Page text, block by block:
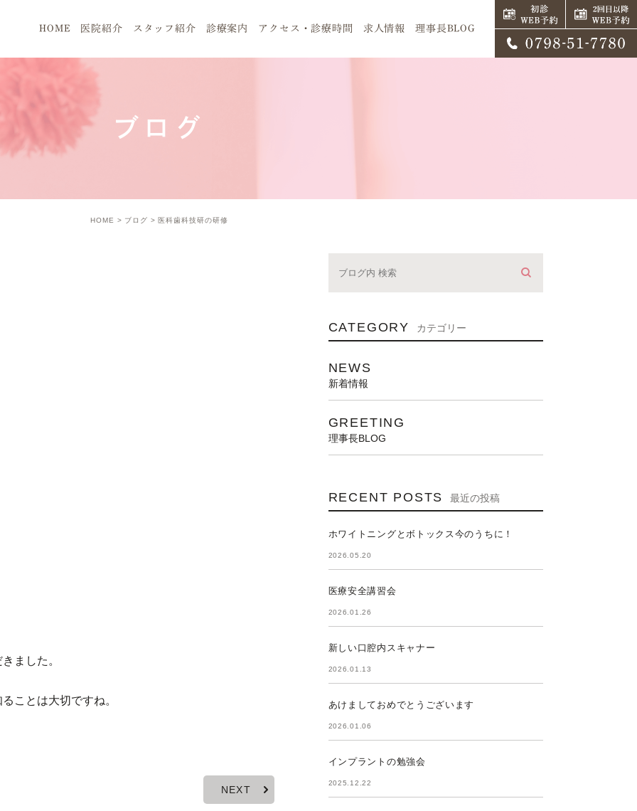
HOME 医院紹介 スタッフ紹介 診療案内 アクセス・診療時間 求人情報 理事長BLOG
ブログ
HOME ブログ 医科歯科技研の研修
ました。
ことは大切ですね。
NEXT
CATEGORY カテゴリー
NEWS
新着情報
GREETING
理事長BLOG
RECENT POSTS 最近の投稿
ホワイトニングとボトックス今のうちに！
2026.05.20
医療安全講習会
2026.01.26
新しい口腔内スキャナー
2026.01.13
あけましておめでとうございます
2026.01.06
インプラントの勉強会
2025.12.22